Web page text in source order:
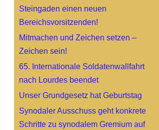
Steingaden einen neuen
Bereichsvorsitzenden!
Mitmachen und Zeichen setzen –
Zeichen sein!
65. Internationale Soldatenwallfahrt
nach Lourdes beendet
Unser Grundgesetz hat Geburtstag
Synodaler Ausschuss geht konkrete
Schritte zu synodalem Gremium auf